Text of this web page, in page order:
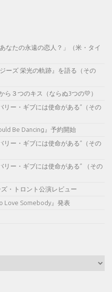
なたの永遠の恋人？」（米・タイ
ーズ 栄光の軌跡』を語る（その
ら３つのキス（ならぬ3つの💛）
リー・ギブには使命がある”（その
Be Dancing』予約開始
リー・ギブには使命がある”（その
リー・ギブには使命がある” （その
・トロント公演レビュー
Love Somebody』発表